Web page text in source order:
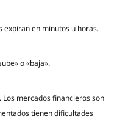
expiran en minutos u horas.
o «baja».
mercados financieros son
tienen dificultades